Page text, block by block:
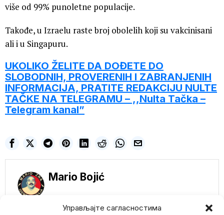
Управљајте сагласностима
više od 99% punoletne populacije.
Takođe, u Izraelu raste broj obolelih koji su vakcinisani
ali i u Singapuru.
UKOLIKO ŽELITE DA DOĐETE DO
SLOBODNIH, PROVERENIH I ZABRANJENIH
INFORMACIJA, PRATITE REDAKCIJU NULTE
TAČKE NA TELEGRAMU – ,,Nulta Tačka –
Telegram kanal”
Mario Bojić